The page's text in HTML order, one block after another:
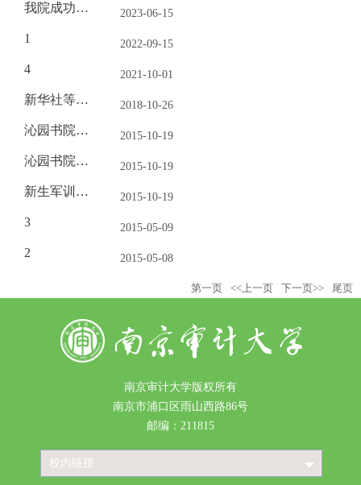
我院成功举办“沁幸遇见你”——2023年毕业歌会 2023-06-15
1 2022-09-15
4 2021-10-01
新华社等多家媒体报道沁园师生参加第五个烈士纪念日活动 2018-10-26
沁园书院军训3 2015-10-19
沁园书院军训2 2015-10-19
新生军训系列1 2015-10-19
3 2015-05-09
2 2015-05-08
第一页 <<上一页 下一页>> 尾页
南京审计大学版权所有
南京市浦口区雨山西路86号
邮编：211815
校内链接